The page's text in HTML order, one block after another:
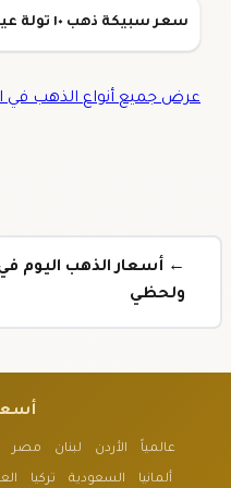
سعر سبيكة ذهب ١٠ تولة عيار ٢٤
عرض جميع أنواع الذهب في
← أسعار الذهب اليوم
ولحظي
عالمياً الأردن لبنان مصر
ألمانيا السعودية تركيا